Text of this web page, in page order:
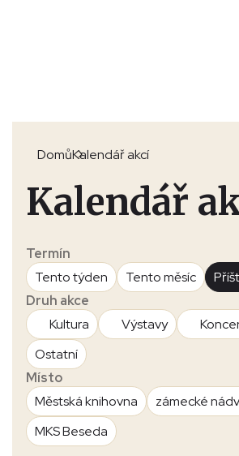
DomůKalendář akcí
Kalendář
Termín
Tento týden
Tento měsíc
Druh akce
Kultura
Výstavy
Ostatní
Místo
Městská knihovna
zámecké
MKS Beseda